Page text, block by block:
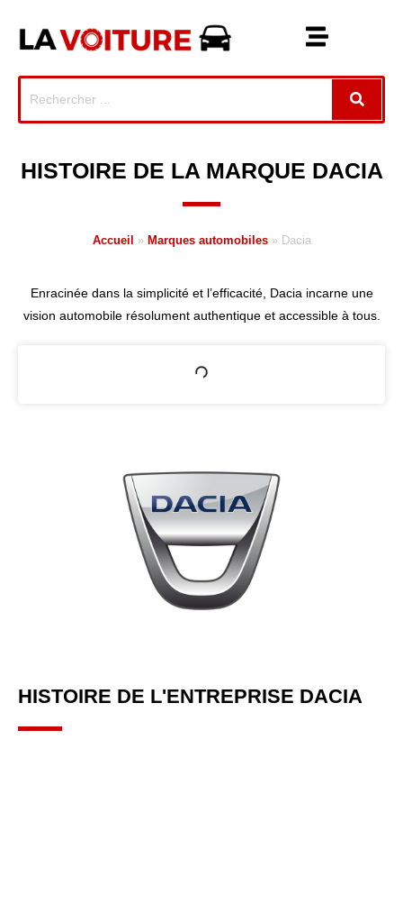
HISTOIRE DE LA MARQUE DACIA
Accueil » Marques automobiles » Dacia
Enracinée dans la simplicité et l’efficacité, Dacia incarne une
vision automobile résolument authentique et accessible à tous.
HISTOIRE DE L'ENTREPRISE DACIA